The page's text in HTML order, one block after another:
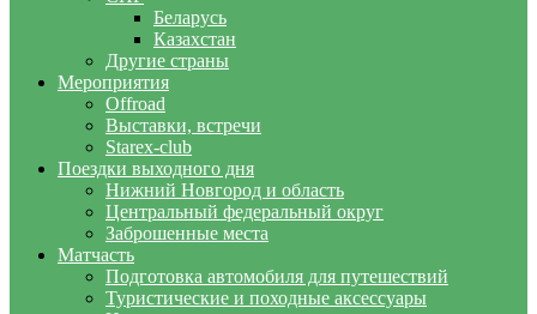
Беларусь
Казахстан
Другие страны
Мероприятия
Offroad
Выставки, встречи
Starex-club
Поездки выходного дня
Нижний Новгород и область
Центральный федеральный округ
Заброшенные места
Матчасть
Подготовка автомобиля для путешествий
Туристические и походные аксессуары